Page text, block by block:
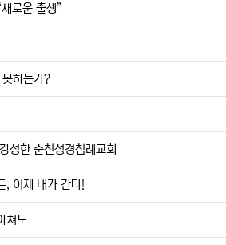
로운 출생”
하는가?
성한 순천성경침례교회
, 이제 내가 간다!
쳐도